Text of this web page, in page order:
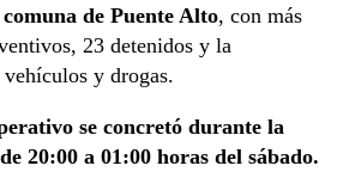
de Puente Alto, con más
23 detenidos y la
y drogas.
se concretó durante la
20:00 a 01:00 horas del sábado.